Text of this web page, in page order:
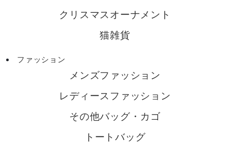
クリスマスオーナメント
猫雑貨
ファッション
メンズファッション
レディースファッション
その他バッグ・カゴ
トートバッグ